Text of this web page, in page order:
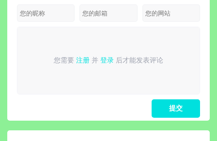
您需要 注册 并 登录 后才能发表评论
请登录或 注册后再发表评论！